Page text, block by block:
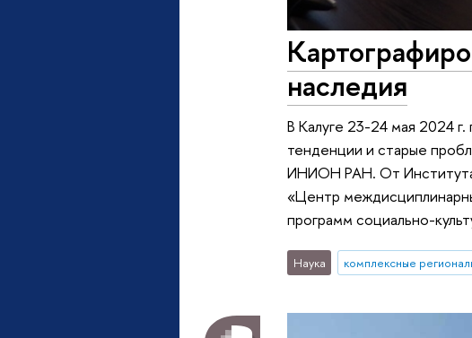
наследия
В Калуге 23-24 мая 2024
тенденции и старые
ИНИОН РАН. От
«Центр
программ социально-
Наука комплексные